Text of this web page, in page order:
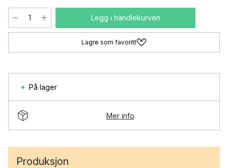
Legg i handlekurven
Lagre som favoritt
På lager
Mer info
Produksjon